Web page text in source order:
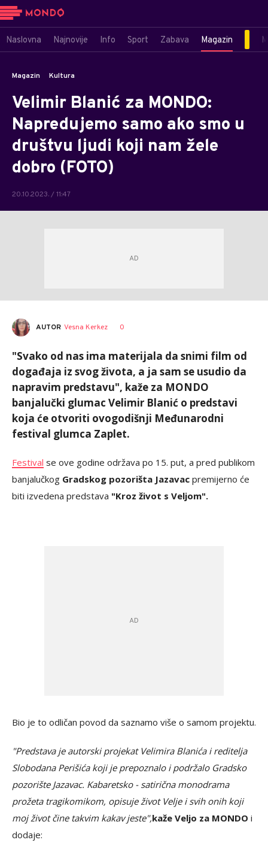
Naslovna Najnovije Info Sport Zabava Magazin
Magazin Kultura
Velimir Blanić za MONDO:
Napredujemo samo ako smo u
društvu ljudi koji nam žele
dobro (FOTO)
20.10.2023. / 11:47
AUTOR Vesna Kerkez 0
"Svako od nas ima materijala da snimi film od
događaja iz svog života, a ja sam se usudio da
napravim predstavu", kaže za MONDO
banjalučki glumac Velimir Blanić o predstavi
koja će otvoriti ovogodišnji Međunarodni
festival glumca Zaplet.
Festival se ove godine održava po 15. put, a pred publikom
banjalučkog Gradskog pozorišta Jazavac premijerno će
biti izvedena predstava "Kroz život s Veljom".
Bio je to odličan povod da saznamo više o samom projektu.
"Predstava je autorski projekat Velimira Blanića i reditelja
Slobodana Perišića koji je prepoznalo i podržalo Gradsko
pozorište Jazavac. Kabaretsko - satirična monodrama
prožeta tragikomikom, opisuje život Velje i svih onih koji
moj život čine takvim kakav jeste",kaže Veljo za MONDO i
dodaje: